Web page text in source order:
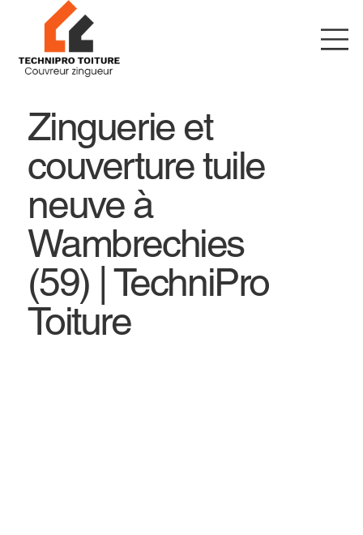
Zinguerie et
couverture tuile
neuve à
Wambrechies
(59) | TechniPro
Toiture